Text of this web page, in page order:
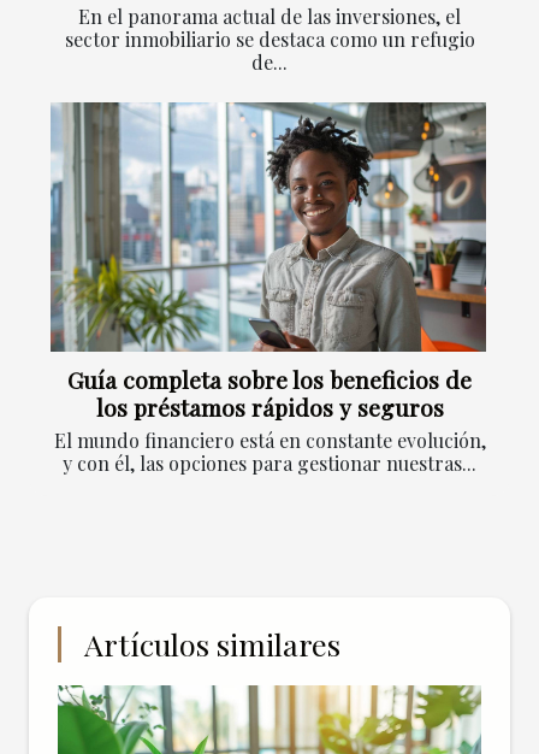
En el panorama actual de las inversiones, el
sector inmobiliario se destaca como un refugio
de...
Guía completa sobre los beneficios de
los préstamos rápidos y seguros
El mundo financiero está en constante evolución,
y con él, las opciones para gestionar nuestras...
Artículos similares